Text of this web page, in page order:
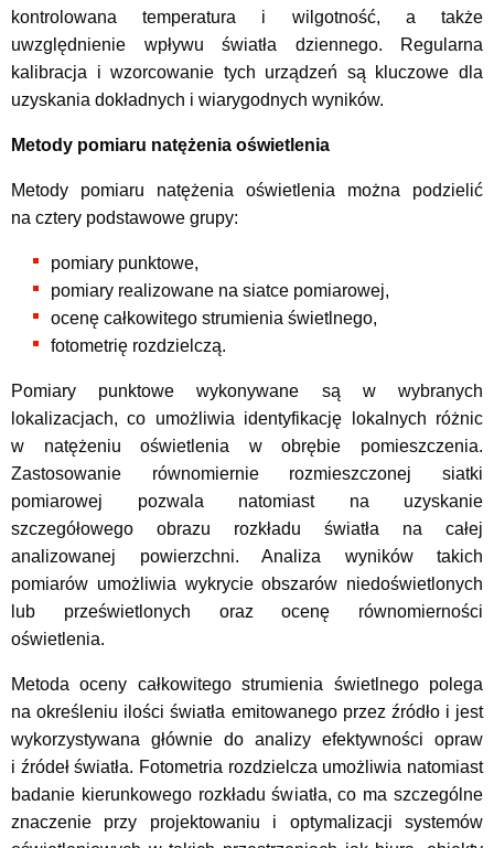
kontrolowana temperatura i wilgotność, a także
uwzględnienie wpływu światła dziennego. Regularna
kalibracja i wzorcowanie tych urządzeń są kluczowe dla
uzyskania dokładnych i wiarygodnych wyników.
Metody pomiaru natężenia oświetlenia
Metody pomiaru natężenia oświetlenia można podzielić
na cztery podstawowe grupy:
pomiary punktowe,
pomiary realizowane na siatce pomiarowej,
ocenę całkowitego strumienia świetlnego,
fotometrię rozdzielczą.
Pomiary punktowe wykonywane są w wybranych
lokalizacjach, co umożliwia identyfikację lokalnych różnic
w natężeniu oświetlenia w obrębie pomieszczenia.
Zastosowanie równomiernie rozmieszczonej siatki
pomiarowej pozwala natomiast na uzyskanie
szczegółowego obrazu rozkładu światła na całej
analizowanej powierzchni. Analiza wyników takich
pomiarów umożliwia wykrycie obszarów niedoświetlonych
lub prześwietlonych oraz ocenę równomierności
oświetlenia.
Metoda oceny całkowitego strumienia świetlnego polega
na określeniu ilości światła emitowanego przez źródło i jest
wykorzystywana głównie do analizy efektywności opraw
i źródeł światła. Fotometria rozdzielcza umożliwia natomiast
badanie kierunkowego rozkładu światła, co ma szczególne
znaczenie przy projektowaniu i optymalizacji systemów